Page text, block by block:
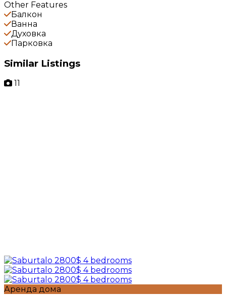
Other Features
Балкон
Ванна
Духовка
Парковка
Similar Listings
11
Аренда дома